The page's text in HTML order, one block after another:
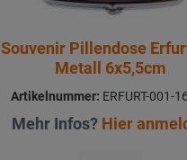
Souvenir Pillendose
Metall 6x5,5cm
Artikelnummer: ERFURT-001-
Mehr Infos? Hier